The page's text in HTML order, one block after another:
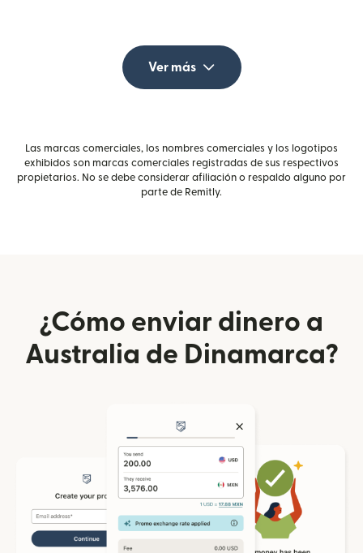
Ver más
Las marcas comerciales, los nombres comerciales y los logotipos
exhibidos son marcas comerciales registradas de sus respectivos
propietarios. No se debe considerar afiliación o respaldo alguno por
parte de Remitly.
¿Cómo enviar dinero a
Australia de Dinamarca?